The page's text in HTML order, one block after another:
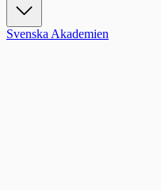
Svenska Akademien